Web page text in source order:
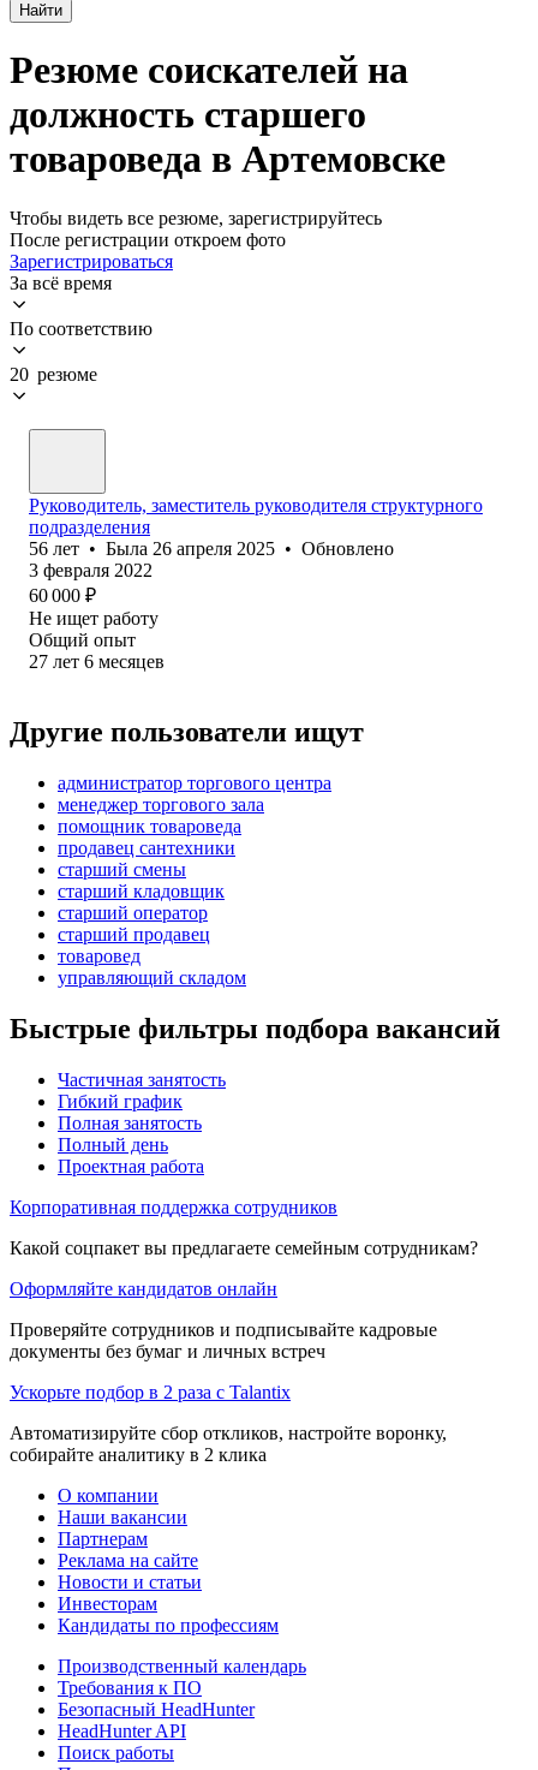
Найти
Резюме соискателей на
должность старшего
товароведа в Артемовске
Чтобы видеть все резюме, зарегистрируйтесь
После регистрации откроем фото
Зарегистрироваться
За всё время
По соответствию
20 резюме
Руководитель, заместитель руководителя структурного
подразделения
56 лет • Была 26 апреля 2025 • Обновлено
3 февраля 2022
60 000 ₽
Не ищет работу
Общий опыт
27 лет 6 месяцев
Другие пользователи ищут
администратор торгового центра
менеджер торгового зала
помощник товароведа
продавец сантехники
старший смены
старший кладовщик
старший оператор
старший продавец
товаровед
управляющий складом
Быстрые фильтры подбора вакансий
Частичная занятость
Гибкий график
Полная занятость
Полный день
Проектная работа
Корпоративная поддержка сотрудников
Какой соцпакет вы предлагаете семейным сотрудникам?
Оформляйте кандидатов онлайн
Проверяйте сотрудников и подписывайте кадровые
документы без бумаг и личных встреч
Ускорьте подбор в 2 раза с Talantix
Автоматизируйте сбор откликов, настройте воронку,
собирайте аналитику в 2 клика
О компании
Наши вакансии
Партнерам
Реклама на сайте
Новости и статьи
Инвесторам
Кандидаты по профессиям
Производственный календарь
Требования к ПО
Безопасный HeadHunter
HeadHunter API
Поиск работы